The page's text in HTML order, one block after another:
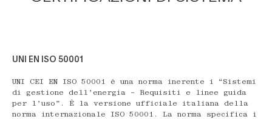
UNI EN ISO 50001
UNI CEI EN ISO 50001 è una norma inerente i “Sistemi
di gestione dell’energia – Requisiti e linee guida
per l’uso”. È la versione ufficiale italiana della
norma internazionale ISO 50001. La norma specifica i